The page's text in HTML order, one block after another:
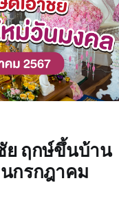
ย ฤกษ์ขึ้นบ้าน
กรกฎาคม